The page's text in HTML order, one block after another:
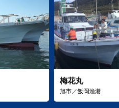
梅花丸
旭市／飯岡漁港